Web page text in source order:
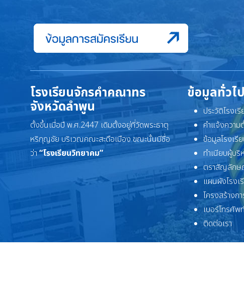
โรงเรียนจักรคำคณาทร
จังหวัดลำพูน
ตั้งขึ้นเมื่อปี พ.ศ.2447 เดิมตั้งอยู่ที่วัดพระธาตุ
หริภุญชัย บริเวณคณะสะดือเมือง ขณะนั้นมีชื่อ
ว่า“โรงเรียนวิทยาคม”
ข้อมูลทั่วไ
ประวัติโรงเ
คำแจ้งความ
ข้อมูลโรงเรี
ทำเนียบผู้บริ
ตราสัญลักษ
แผนผังโรงเ
โครงสร้างก
เบอร์โทรศัพ
ติดต่อเรา